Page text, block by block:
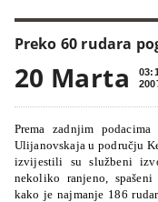
Preko 60 rudara
20 Marta
Prema zadnjim
Ulijanovskaja u području
izvijestili su službeni
nekoliko ranjeno,
kako je najmanje 186